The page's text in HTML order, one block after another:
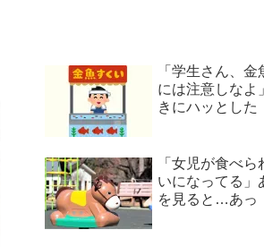
「学生さん、金
には注意しなよ
きにハッとした
「女児が食べら
いになってる」
を見ると…あっ